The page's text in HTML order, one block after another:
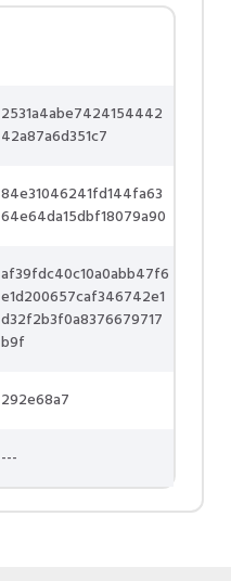
2531a4abe7424154442
42a87a6d351c7
84e31046241fd144fa63
64e64da15dbf18079a90
af39fdc40c10a0abb47f6
e1d200657caf346742e1
d32f2b3f0a8376679717
b9f
292e68a7
---